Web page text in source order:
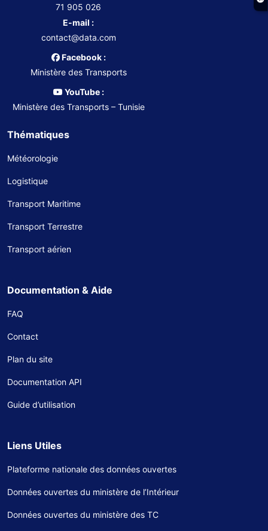
71 905 026
E-mail :
contact@data.com
Facebook :
Ministère des Transports
YouTube :
Ministère des Transports – Tunisie
Thématiques
Météorologie
Logistique
Transport Maritime
Transport Terrestre
Transport aérien
Documentation & Aide
FAQ
Contact
Plan du site
Documentation API
Guide d’utilisation
Liens Utiles
Plateforme nationale des données ouvertes
Données ouvertes du ministère de l’Intérieur
Données ouvertes du ministère des TC